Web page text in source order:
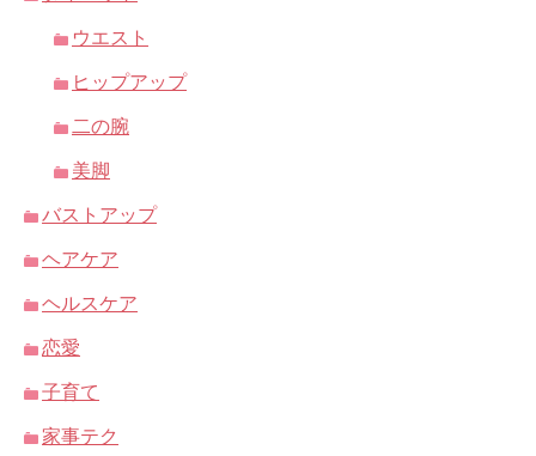
ウエスト
ヒップアップ
二の腕
美脚
バストアップ
ヘアケア
ヘルスケア
恋愛
子育て
家事テク